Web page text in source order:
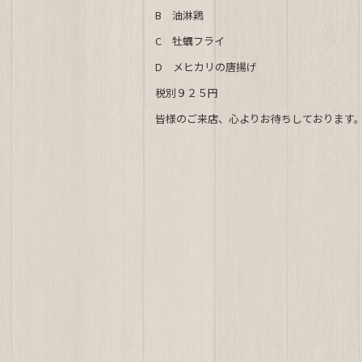
e
b
o
o
k
B 油淋鶏
C 牡蠣フライ
D メヒカリの唐揚げ
税別９２５円
皆様のご来店、心よりお待ちしております